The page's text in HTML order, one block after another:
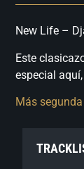
New Life –
Este
especial
Más